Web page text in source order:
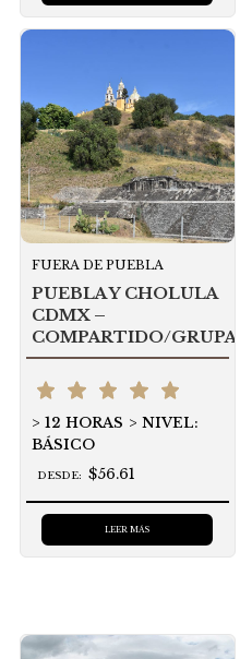
FUERA DE PUEBLA
PUEBLA Y CHOLULA
CDMX –
COMPARTIDO/GRUPAL
12 HORAS
NIVEL:
BÁSICO
DESDE: $56.61
LEER MÁS